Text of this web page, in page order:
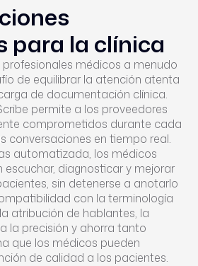
para la clínica
médicos a menudo
de equilibrar la atención atenta
de documentación clínica.
permite a los proveedores
comprometidos durante cada
conversaciones en tiempo real.
automatizada, los médicos
escuchar, diagnosticar y mejorar
sin detenerse a anotarlo
con la terminología
atribución de hablantes, la
la precisión y ahorra tanto
que los médicos pueden
de calidad a los pacientes.